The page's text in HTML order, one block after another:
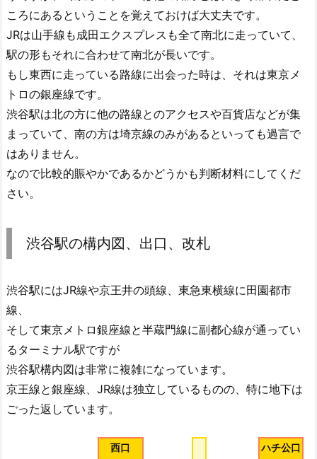
ころにあるということを覚えておけば大丈夫です。
JRは山手線も成田エクスプレスも全て南北に走っていて、
駅の形もそれに合わせて南北が長いです。
もし東西に走っている路線に出会った時は、それは東京メ
トロの銀座線です。
渋谷駅は北の方に他の路線とのアクセスや百貨店などが集
まっていて、南の方は埼京線のみがあるといっても過言で
はありません。
なので比較的賑やかであるかどうかも判断材料にしてくだ
さい。
渋谷駅の構内図、出口、改札
渋谷駅にはJR線や京王井の頭線、東急東横線に田園都市
線、
そして東京メトロ銀座線と半蔵門線に副都心線が通ってい
るターミナル駅ですが
渋谷駅構内図は非常に複雑になっています。
京王線と銀座線、JR線は独立しているものの、特に地下は
ごった返しています。
西口 ハチ公口